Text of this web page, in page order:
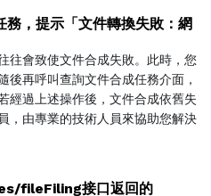
，提示「文件轉換失敗：網
往會致使文件合成失敗。此時，您
後再呼叫查詢文件合成任務介面，
經過上述操作後，文件合成依舊失
，由專業的技術人員來協助您解決
fileFiling接口返回的